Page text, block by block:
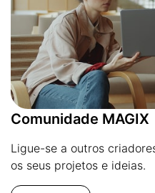
Comunidade MAGIX
Ligue-se a outros
os seus projetos e ideias.